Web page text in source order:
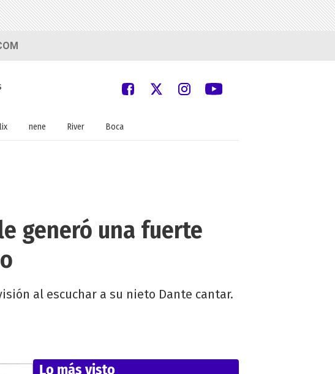
nene River Boca
generó una fuerte
al escuchar a su nieto Dante cantar.
Lo más visto